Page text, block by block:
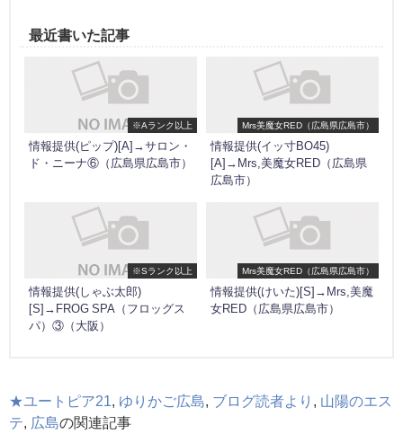
最近書いた記事
※Aランク以上
情報提供(ピップ)[A]→サロン・
ド・ニーナ⑥（広島県広島市）
Mrs美魔女RED（広島県広島市）
情報提供(イッ寸BO45)
[A]→Mrs,美魔女RED（広島県
広島市）
※Sランク以上
情報提供(しゃぶ太郎)
[S]→FROG SPA（フロッグス
パ）③（大阪）
Mrs美魔女RED（広島県広島市）
情報提供(けいた)[S]→Mrs,美魔
女RED（広島県広島市）
★ユートピア21, ゆりかご広島, ブログ読者より , 山陽のエス
テ, 広島の関連記事